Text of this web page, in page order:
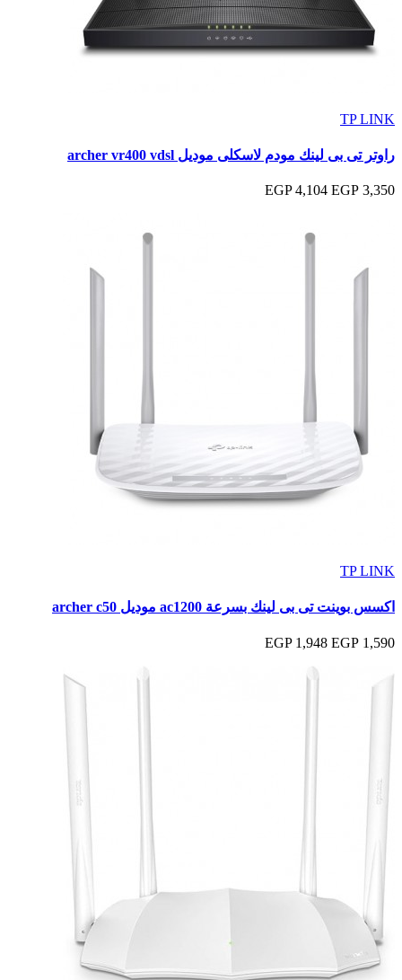
TP LINK
راوتر تى بى لينك مودم لاسكلى موديل archer vr400 vdsl
3,350 EGP
4,104 EGP
TP LINK
اكسس بوينت تى بى لينك بسرعة ac1200 موديل archer c50
1,590 EGP
1,948 EGP